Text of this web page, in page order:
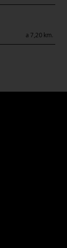
a 7,20 km.